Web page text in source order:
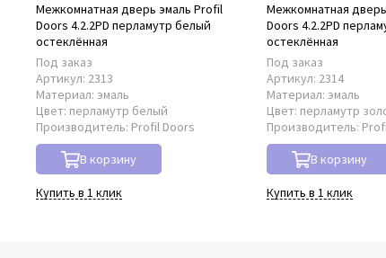
Межкомнатная дверь эмаль Profil
Doors 4.2.2PD перламутр белый
остеклённая
Под заказ
Артикул: 2313
Материал: эмаль
Цвет: перламутр белый
Производитель: Profil Doors
В корзину
Купить в 1 клик
Межкомнатная
Doors 4.2.2PD
остеклённая
Под заказ
Артикул: 2314
Материал: эмаль
Цвет: перламутр
Производитель:
В корзину
Купить в 1 клик